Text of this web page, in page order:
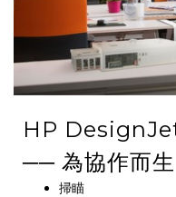
HP
── 為協作而生
掃瞄